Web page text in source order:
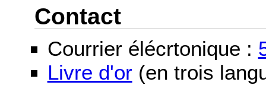
Contact
Courrier élécrtonique :
Livre d'or (en trois